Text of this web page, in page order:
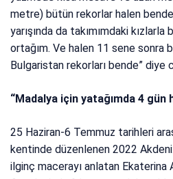
metre) bütün rekorlar halen
yarışında da takımımdaki
ortağım. Ve halen 11 sene sonra
Bulgaristan rekorları bende” diye
“Madalya için yatağımda 4 gün
25 Haziran-6 Temmuz tarihleri
kentinde düzenlenen 2022
ilginç macerayı anlatan Ekaterina